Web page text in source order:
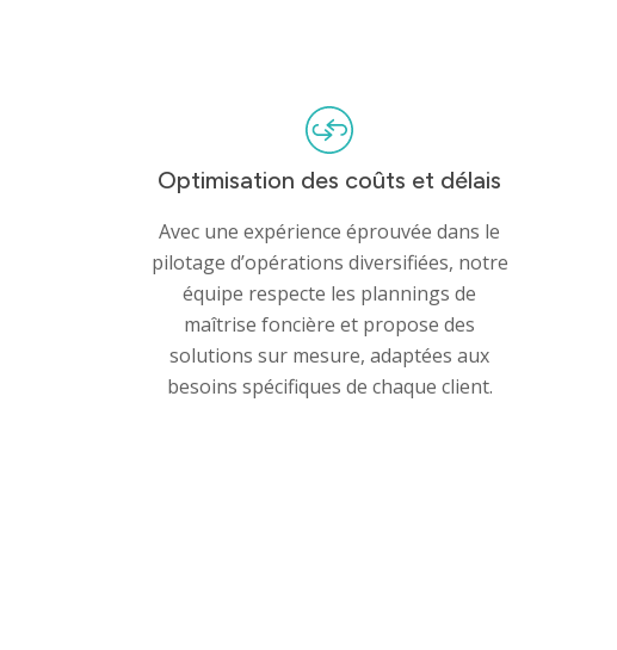
Optimisation des coûts et délais
Avec une expérience éprouvée dans le
pilotage d’opérations diversifiées, notre
équipe respecte les plannings de
maîtrise foncière et propose des
solutions sur mesure, adaptées aux
besoins spécifiques de chaque client.
Engagements
Actualités
Nous rejoindre